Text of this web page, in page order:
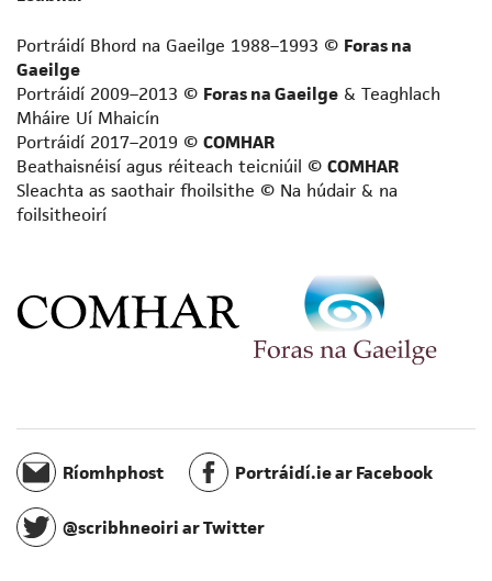
Logainmneoir
Prós-scríbhneoir neamhfhicsin
Scríbhneoir acadúil
Scríbhneoir aistí
Scríbhneoir don aos óg
Scríbhneoir don raidió
Scríbhneoir eolaíochta
Scríbhneoir taistil
Staraí
Údar cuimhní cinn
Úrscéalaí
Úrscéalaí d’fhoghlaimeoirí fásta
Portráidí Bhord na Gaeilge 1988–1993 © Foras na
Gaeilge
Portráidí 2009–2013 © Foras na Gaeilge & Teaghlach
Mháire Uí Mhaicín
Portráidí 2017–2019 © COMHAR
Beathaisnéisí agus réiteach teicniúil © COMHAR
Sleachta as saothair fhoilsithe © Na húdair & na
foilsitheoirí
Ríomhphost Portráidí.ie ar Facebook
@scribhneoiri ar Twitter